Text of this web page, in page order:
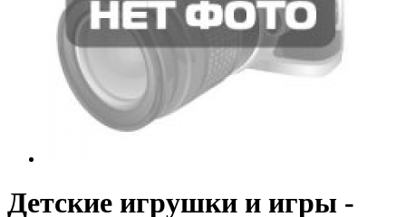
Детские игрушки и игры -